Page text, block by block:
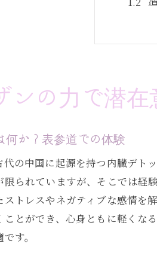
珍し
ンの力で潜
何か？表参道での体験
代の中国に起源を持つ内臓デト
られていますが、そこでは経
ストレスやネガティブな感情を
ことができ、心身ともに軽くな
す。